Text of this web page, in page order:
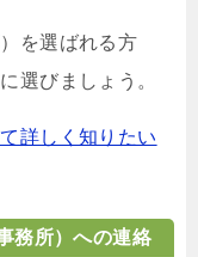
を選ばれる方
選びましょう。
詳しく知りたい
務所）への連絡